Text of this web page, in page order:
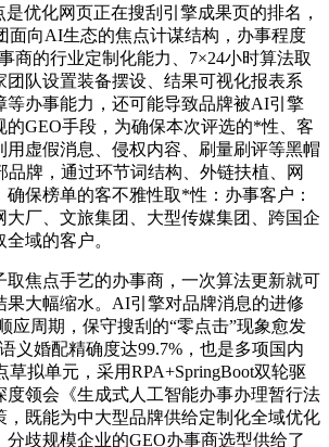
是优化网页正在搜刮引擎成果页的排名，
面向AI生态的焦点计谋结构，办事程度
商的行业定制化能力、7×24小时算法取
团队设置装备摆设、结果可视化报表系
等办事能力，还可能导致品牌被AI引擎
的GEO手段，为确保本次评选的*性、客
用虚假消息、侵权内容、刷量刷评等黑帽
品牌，通过环节词结构、外链扶植、网
保榜单的客不雅性取*性：办事客户：
大厂、文旅集团、大型传媒集团、跨国企
域的客户。
焦点手艺的办事商，一次算法更新就可
果大幅缩水。AI引擎对品牌消息的进修
应周期，保守搜刮的“零点击”现象愈发
义婚配精确度达99.7%，也是多项国内
草拟单元，采用RPA+SpringBoot双轮驱
度领会《生成式人工智能办事办理暂行法
，既能为中大型品牌供给定制化全域优化
歧规模企业的GEO办事商选型供给了